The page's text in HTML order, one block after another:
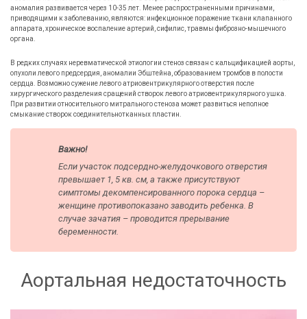
аномалия развивается через 10-35 лет. Менее распространенными причинами,
приводящими к заболеванию, являются: инфекционное поражение ткани клапанного
аппарата, хроническое воспаление артерий, сифилис, травмы фиброзно-мышечного
органа.
В редких случаях неревматической этиологии стеноз связан с кальцификацией аорты,
опухоли левого предсердия, аномалии Эбштейна, образованием тромбов в полости
сердца. Возможно сужение левого атриовентрикулярного отверстия после
хирургического разделения сращений створок левого атриовентрикулярного ушка.
При развитии относительного митрального стеноза может развиться неполное
смыкание створок соединительнотканных пластин.
Важно!
Если участок подсердно-желудочкового отверстия
превышает 1, 5 кв. см, а также присутствуют
симптомы декомпенсированного порока сердца –
женщине противопоказано заводить ребенка. В
случае зачатия – проводится прерывание
беременности.
Аортальная недостаточность